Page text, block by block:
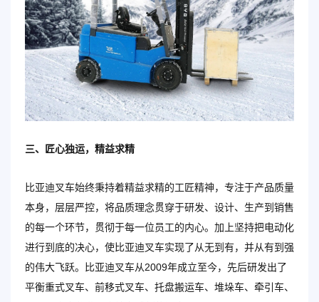
三、匠心独运，精益求精
比亚迪叉车始终秉持着精益求精的工匠精神，专注于产品质量
本身，层层严控，将品质理念贯穿于研发、设计、生产到销售
的每一个环节，贯彻于每一位员工的内心。加上坚持把电动化
进行到底的决心，使比亚迪叉车实现了从无到有，并从有到强
的伟大飞跃。比亚迪叉车从2009年成立至今，先后研发出了
平衡重式叉车、前移式叉车、托盘搬运车、堆垛车、牵引车、